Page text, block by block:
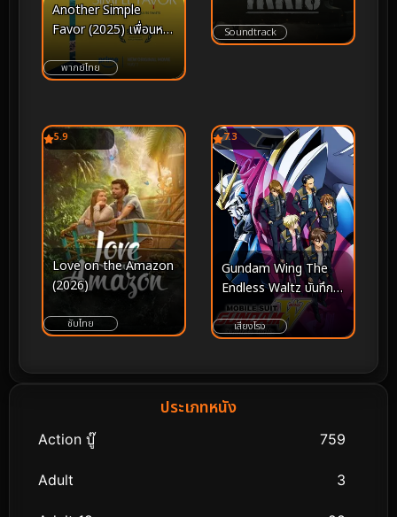
Another Simple
Favor (2025) เพื่อนหาย
อย่าหา 2
พากย์ไทย
Soundtrack
5.9
Love on the Amazon
(2026)
ซับไทย
7.3
Gundam Wing The
Endless Waltz บันทึก
การยุทธ์บทใหม่ กันดั้มวิง
เอนด์เลส วอลซ์ (1998)
เสียงโรง
ประเภทหนัง
Action บู๊ 759
Adult 3